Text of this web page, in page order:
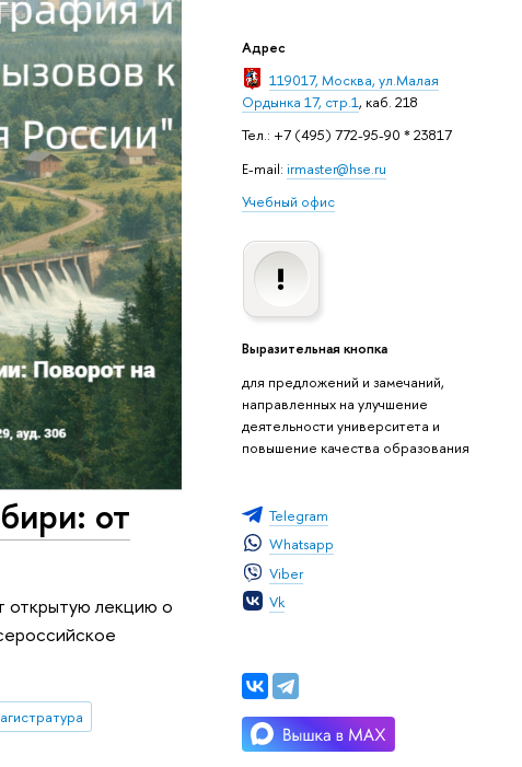
Адрес
119017, Москва, ул.Малая
Ордынка 17, стр.1, каб. 218
Тел.: +7 (495) 772-95-90 * 23817
E-mail: irmaster@hse.ru
Учебный офис
Выразительная кнопка
для предложений и замечаний,
направленных на улучшение
деятельности университета и
повышение качества образования
Telegram
Whatsapp
Viber
Vk
от
открытую лекцию о